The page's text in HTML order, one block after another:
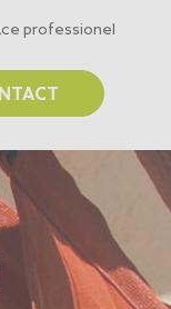
professionel